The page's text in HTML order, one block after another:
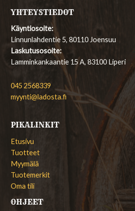
YHTEYSTIEDOT
Käyntiosoite:
Linnunlahdentie 5, 80110 Joensuu
Laskutusosoite:
Lamminkankaantie 15 A, 83100 Liperi
045 2568339
myynti@ladosta.fi
PIKALINKIT
Etusivu
Tuotteet
Myymälä
Tuotemerkit
Oma tili
OHJEET